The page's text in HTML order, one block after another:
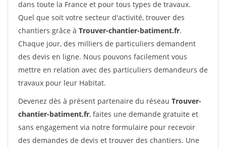
dans toute la France et pour tous types de travaux.
Quel que soit votre secteur d'activité, trouver des
chantiers grâce à Trouver-chantier-batiment.fr.
Chaque jour, des milliers de particuliers demandent
des devis en ligne. Nous pouvons facilement vous
mettre en relation avec des particuliers demandeurs de
travaux pour leur Habitat.
Devenez dès à présent partenaire du réseau Trouver-
chantier-batiment.fr, faites une demande gratuite et
sans engagement via notre formulaire pour recevoir
des demandes de devis et trouver des chantiers. Une